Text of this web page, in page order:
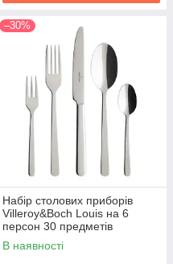
–30%
Набір столових приборів
Villeroy&Boch Louis на 6
персон 30 предметів
1264089057
В наявності